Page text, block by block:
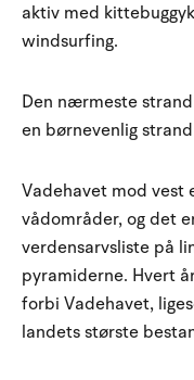
aktiv med
windsurfing.
Den nærmeste
en børnevenlig
Vadehavet mod vest
vådområder, og det
verdensarvsliste på
pyramiderne. Hvert
forbi Vadehavet,
landets største